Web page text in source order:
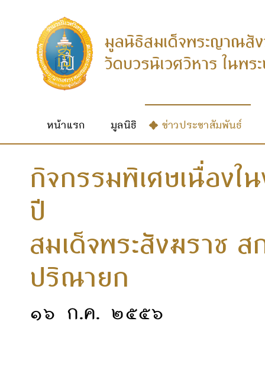
หน้าแรก มูลนิธิ ข่าวประชาสัมพันธ์
กิจกรรมพิเศษเนื่องใ
ปี สมเด็จ
สมเด็จพระสังฆราช
ปริณ
๑๖ ก.ค. ๒๕๕๖